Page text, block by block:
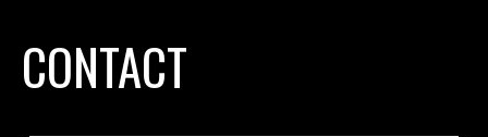
CONTACT